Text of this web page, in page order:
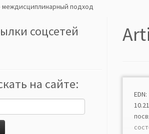
междисциплинарный подход
соцсетей
на сайте: